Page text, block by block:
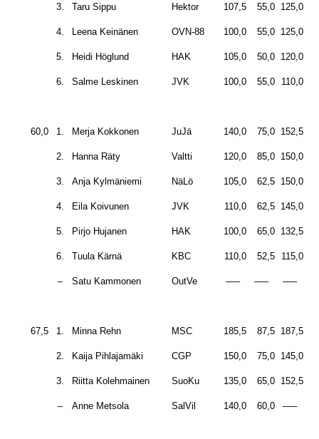
3. Taru Sippu Hektor 107,5 55,0 125,0
4. Leena Keinänen OVN-88 100,0 55,0 125,0
5. Heidi Höglund HAK 105,0 50,0 120,0
6. Salme Leskinen JVK 100,0 55,0 110,0
60,0 1. Merja Kokkonen JuJä 140,0 75,0 152,5
2. Hanna Räty Valtti 120,0 85,0 150,0
3. Anja Kylmäniemi NäLö 105,0 62,5 150,0
4. Eila Koivunen JVK 110,0 62,5 145,0
5. Pirjo Hujanen HAK 100,0 65,0 132,5
6. Tuula Kärnä KBC 110,0 52,5 115,0
– Satu Kammonen OutVe —– —– —–
67,5 1. Minna Rehn MSC 185,5 87,5 187,5
2. Kaija Pihlajamäki CGP 150,0 75,0 145,0
3. Riitta Kolehmainen SuoKu 135,0 65,0 152,5
– Anne Metsola SalVil 140,0 60,0 —–